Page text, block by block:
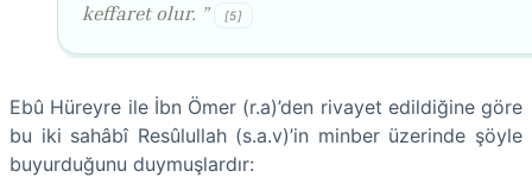
keffaret olur. ”
[5]
Ebû Hüreyre ile İbn Ömer (r.a)’den rivayet edildiğine göre
bu iki sahâbî Resûlullah (s.a.v)’in minber üzerinde şöyle
buyurduğunu duymuşlardır: